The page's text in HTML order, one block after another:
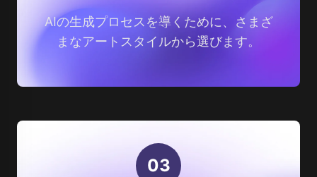
AIの生成プロセスを導くために、さまざ
まなアートスタイルから選びます。
03